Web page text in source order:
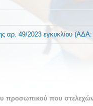
αρ. 49/2023 εγκυκλίου
που